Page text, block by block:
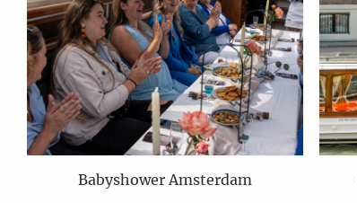
Babyshower Amsterdam